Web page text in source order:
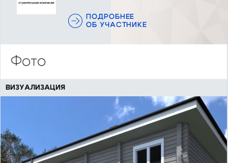
ПОДРОБНЕЕ
ОБ УЧАСТНИКЕ
Фото
ВИЗУАЛИЗАЦИЯ